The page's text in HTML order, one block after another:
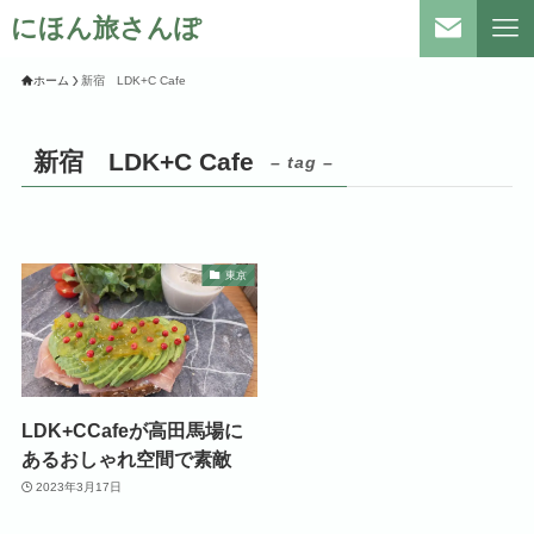
にほん旅さんぽ
ホーム 新宿 LDK+C Cafe
新宿 LDK+C Cafe – tag –
東京
LDK+CCafeが高田馬場に
あるおしゃれ空間で素敵
2023年3月17日